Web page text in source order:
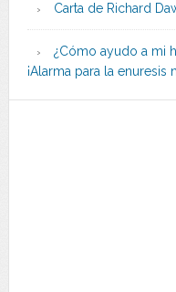
Carta de Richard
¿Cómo ayudo a mi
¡Alarma para la enuresis